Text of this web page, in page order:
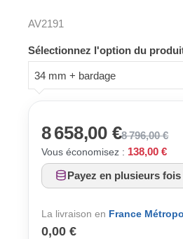
AV2191
Sélectionnez l'option du
34 mm + bardage
8 658,00 €8 796,00 €
Vous économisez : 138,00 €
Payez en plusieurs fois
La livraison en France
0,00 €